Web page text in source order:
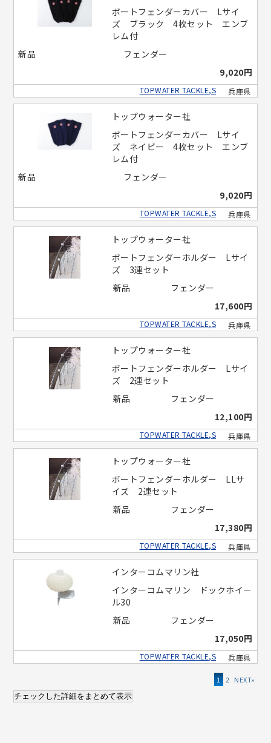
ボートフェンダーカバー Lサイ
ズ ブラック 4枚セット エンブ
レム付
新品
フェンダー
9,020円
兵庫県
TOPWATER TACKLE,S
トップウォーター社
ボートフェンダーカバー Lサイ
ズ ネイビー 4枚セット エンブ
レム付
新品
フェンダー
9,020円
兵庫県
TOPWATER TACKLE,S
トップウォーター社
ボートフェンダーホルダー Lサイ
ズ 3連セット
新品
フェンダー
17,600円
兵庫県
TOPWATER TACKLE,S
トップウォーター社
ボートフェンダーホルダー Lサイ
ズ 2連セット
新品
フェンダー
12,100円
兵庫県
TOPWATER TACKLE,S
トップウォーター社
ボートフェンダーホルダー LLサ
イズ 2連セット
新品
フェンダー
17,380円
兵庫県
TOPWATER TACKLE,S
インターコムマリン社
インターコムマリン ドックホイー
ル30
新品
フェンダー
17,050円
兵庫県
TOPWATER TACKLE,S
1 2 »
チェックした詳細をまとめて表示